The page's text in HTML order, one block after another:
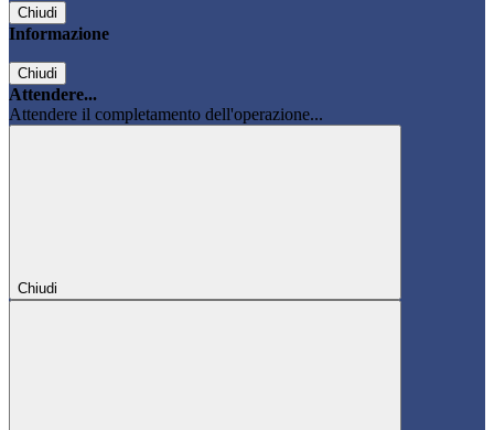
Chiudi
Informazione
Chiudi
Attendere...
Attendere il completamento dell'operazione...
Chiudi